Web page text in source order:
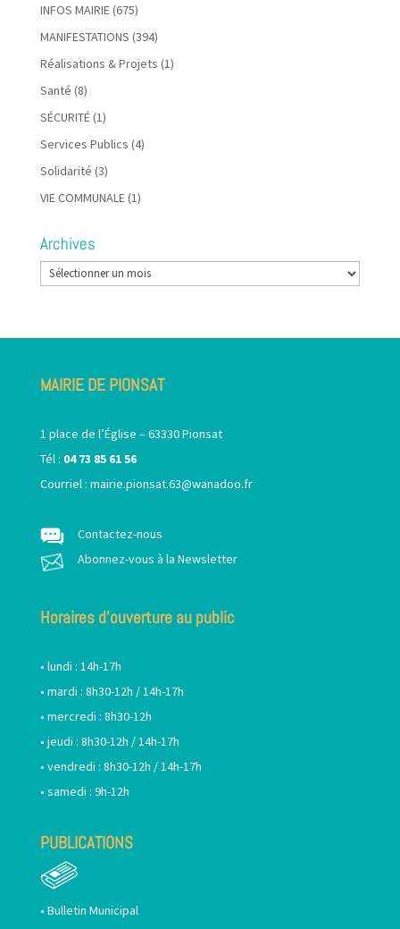
INFOS MAIRIE(675)
MANIFESTATIONS (394)
Réalisations & Projets (1)
Santé (8)
SÉCURITÉ(1)
Services Publics (4)
Solidarité (3)
VIE COMMUNALE(1)
Archives
Archives
MAIRIE DE PIONSAT
1 place de l’Église – 63330 Pionsat
Tél : 04 73 85 61 56
Courriel : mairie.pionsat.63@wanadoo.fr
Contactez-nous
Abonnez-vous à la Newsletter
Horaires d’ouverture au public
• lundi : 14h-17h
• mardi : 8h30-12h / 14h-17h
• mercredi : 8h30-12h
• jeudi : 8h30-12h / 14h-17h
• vendredi : 8h30-12h / 14h-17h
• samedi : 9h-12h
PUBLICATIONS
• Bulletin Municipal